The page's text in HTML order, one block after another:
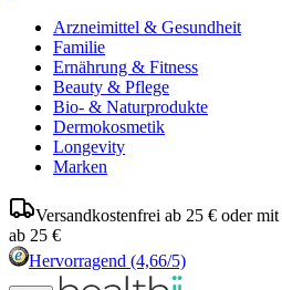
Arzneimittel & Gesundheit
Familie
Ernährung & Fitness
Beauty & Pflege
Bio- & Naturprodukte
Dermokosmetik
Longevity
Marken
Versandkostenfrei ab 25 € oder
ab 25 €
Hervorragend (4,66/5)